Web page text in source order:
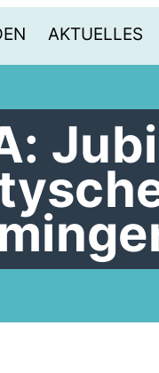
AKTUELLES